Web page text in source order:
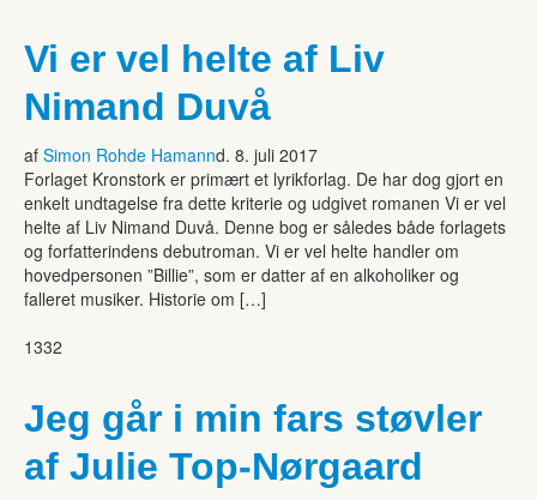
Vi er vel helte af Liv
Nimand Duvå
af Simon Rohde Hamannd. 8. juli 2017
Forlaget Kronstork er primært et lyrikforlag. De har dog gjort en
enkelt undtagelse fra dette kriterie og udgivet romanen Vi er vel
helte af Liv Nimand Duvå. Denne bog er således både forlagets
og forfatterindens debutroman. Vi er vel helte handler om
hovedpersonen ”Billie”, som er datter af en alkoholiker og
falleret musiker. Historie om […]
1332
Jeg går i min fars støvler
af Julie Top-Nørgaard